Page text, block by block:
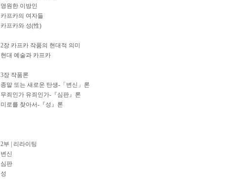
영원한 이방인
카프카의 여자들
카프카와 성(性)
2장 카프카 작품의 현대적 의미
현대 예술과 카프카
3장 작품론
종말 또는 새로운 탄생-「변신」론
무죄인가 유죄인가-『심판』론
미로를 찾아서-『성』론
2부 | 리라이팅
변신
심판
성